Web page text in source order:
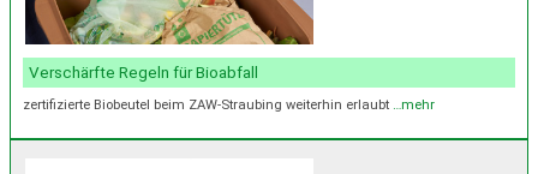
Verschärfte Regeln für Bioabfall
zertifizierte Biobeutel beim ZAW-Straubing weiterhin erlaubt …mehr